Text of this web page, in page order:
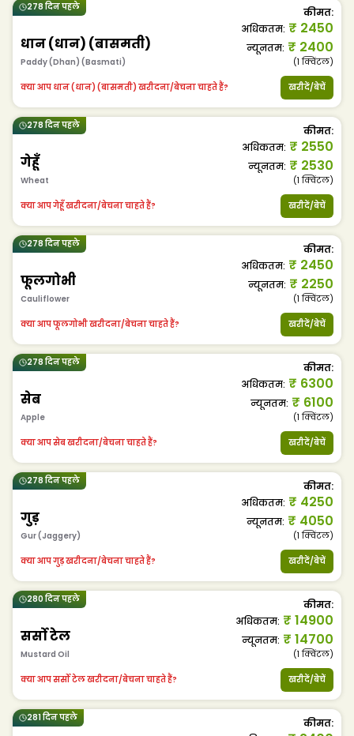
278 दिन पहले
धान (धान) (बासमती)
Paddy (Dhan) (Basmati)
कीमत:
अधिकतम: ₹ 2450
न्यूनतम: ₹ 2400
(1क्विंटल)
क्या आप धान (धान) (बासमती) खरीदना/बेचना चाहते हैं? खरीदें/बेचें
278 दिन पहले
गेहूँ
Wheat
कीमत:
अधिकतम: ₹ 2550
न्यूनतम: ₹ 2530
(1क्विंटल)
क्या आप गेहूँ खरीदना/बेचना चाहते हैं? खरीदें/बेचें
278 दिन पहले
फूलगोभी
Cauliflower
कीमत:
अधिकतम: ₹ 2450
न्यूनतम: ₹ 2250
(1क्विंटल)
क्या आप फूलगोभी खरीदना/बेचना चाहते हैं? खरीदें/बेचें
278 दिन पहले
सेब
Apple
कीमत:
अधिकतम: ₹ 6300
न्यूनतम: ₹ 6100
(1क्विंटल)
क्या आप सेब खरीदना/बेचना चाहते हैं? खरीदें/बेचें
278 दिन पहले
गुड़
Gur (Jaggery)
कीमत:
अधिकतम: ₹ 4250
न्यूनतम: ₹ 4050
(1क्विंटल)
क्या आप गुड़ खरीदना/बेचना चाहते हैं? खरीदें/बेचें
280 दिन पहले
सर्सो टेल
Mustard Oil
कीमत:
अधिकतम: ₹ 14900
न्यूनतम: ₹ 14700
(1क्विंटल)
क्या आप सर्सो टेल खरीदना/बेचना चाहते हैं? खरीदें/बेचें
281 दिन पहले कीमत: